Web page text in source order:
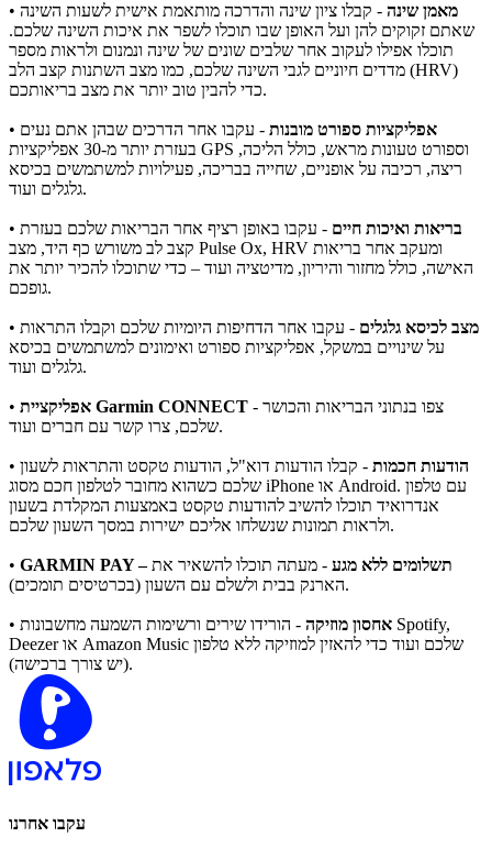
• מאמן שינה - קבלו ציון שינה והדרכה מותאמת אישית לשעות השינה
שאתם זקוקים להן ועל האופן שבו תוכלו לשפר את איכות השינה שלכם.
תוכלו אפילו לעקוב אחר שלבים שונים של שינה ונמנום ולראות מספר
מדדים חיוניים לגבי השינה שלכם, כמו מצב השתנות קצב הלב (HRV)
כדי להבין טוב יותר את מצב בריאותכם.
• אפליקציות ספורט מובנות - עקבו אחר הדרכים שבהן אתם נעים
בעזרת יותר מ-30 אפליקציות GPS וספורט טעונות מראש, כולל הליכה,
ריצה, רכיבה על אופניים, שחייה בבריכה, פעילויות למשתמשים בכיסא
גלגלים ועוד.
• בריאות ואיכות חיים - עקבו באופן רציף אחר הבריאות שלכם בעזרת
קצב לב משורש כף היד, מצב Pulse Ox, HRV ומעקב אחר בריאות
האישה, כולל מחזור והיריון, מדיטציה ועוד – כדי שתוכלו להכיר יותר את
גופכם.
• מצב לכיסא גלגלים - עקבו אחר הדחיפות היומיות שלכם וקבלו התראות
על שינויים במשקל, אפליקציות ספורט ואימונים למשתמשים בכיסא
גלגלים ועוד.
• אפליקציית Garmin CONNECT - צפו בנתוני הבריאות והכושר
שלכם, צרו קשר עם חברים ועוד.
• הודעות חכמות - קבלו הודעות דוא"ל, הודעות טקסט והתראות לשעון
שלכם כשהוא מחובר לטלפון חכם מסוג iPhone או Android. עם טלפון
אנדרואיד תוכלו להשיב להודעות טקסט באמצעות המקלדת בשעון
ולראות תמונות שנשלחו אליכם ישירות במסך השעון שלכם.
• GARMIN PAY – תשלומים ללא מגע - מעתה תוכלו להשאיר את
הארנק בבית ולשלם עם השעון (בכרטיסים תומכים).
• אחסון מוזיקה - הורידו שירים ורשימות השמעה מחשבונות Spotify,
Deezer או Amazon Music שלכם ועוד כדי להאזין למוזיקה ללא טלפון
(יש צורך ברכישה).
עקבו אחרנו